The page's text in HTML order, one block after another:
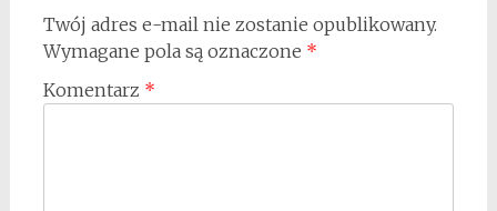
Twój adres e-mail nie zostanie opublikowany.
Wymagane pola są oznaczone *
Komentarz *